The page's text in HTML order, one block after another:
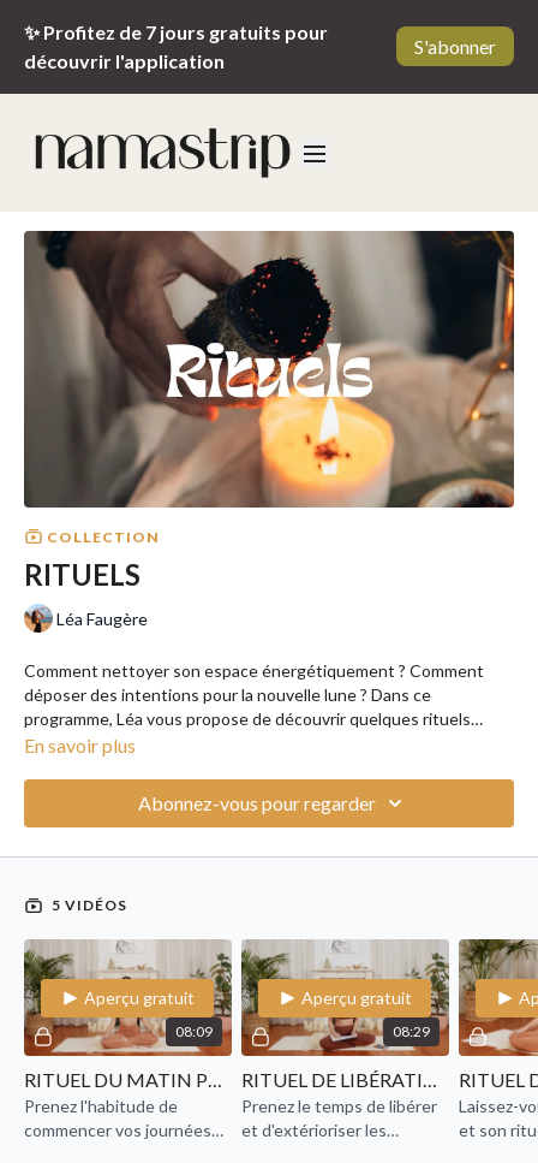
✨ Profitez de 7 jours gratuits pour
découvrir l'application
S'abonner
COLLECTION
RITUELS
Léa Faugère
Comment nettoyer son espace énergétiquement ? Comment
déposer des intentions pour la nouvelle lune ? Dans ce
programme, Léa vous propose de découvrir quelques rituels
simples et efficaces pour amener un peu de spiritualité dans
En savoir plus
Abonnez-vous pour regarder
5 VIDÉOS
08:09
Aperçu gratuit
RITUEL DU MATIN POUR BIEN COMMENCER LA JOURNÉE
Prenez l'habitude de
commencer vos journées
08:29
Aperçu gratuit
RITUEL DE LIBÉRATION
Prenez le temps de libérer
et d'extérioriser les
Laissez-
et son